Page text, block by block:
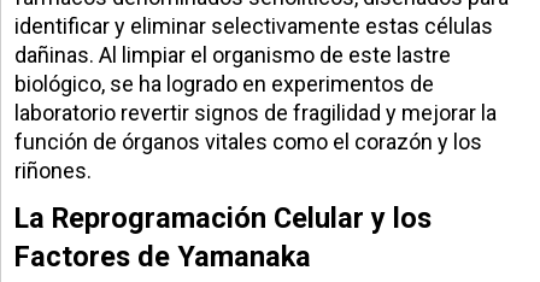
identificar y eliminar selectivamente estas células
dañinas. Al limpiar el organismo de este lastre
biológico, se ha logrado en experimentos de
laboratorio revertir signos de fragilidad y mejorar la
función de órganos vitales como el corazón y los
riñones.
La Reprogramación Celular y los
Factores de Yamanaka